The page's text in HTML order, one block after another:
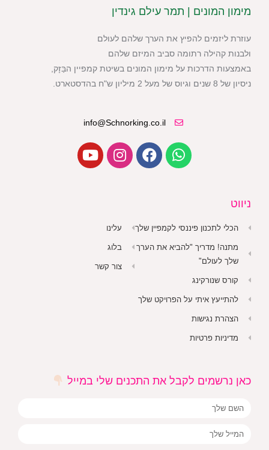
מימון המונים | תמר עילם גינדין
עוזרת ליזמים להפיץ את הערך שלהם לעולם
ולבנות קהילה רתומה סביב המיזם שלהם
באמצעות הדרכות על מימון המונים בשיטת קמפיין הבַּזָק,
ניסיון של 8 שנים וגיוס של מעל 2 מיליון ש"ח בהדסטארט.
info@Schnorking.co.il
ניווט
הכלי לתכנון פיננסי לקמפיין שלך
מתנה! מדריך "להביא את הערך
שלך לעולם"
קורס שנורקינג
להתייעץ איתי על הפרויקט שלך
הצהרת נגישות
מדיניות פרטיות
עלינו
בלוג
צור קשר
כאן נרשמים לקבל את התכנים שלי במייל